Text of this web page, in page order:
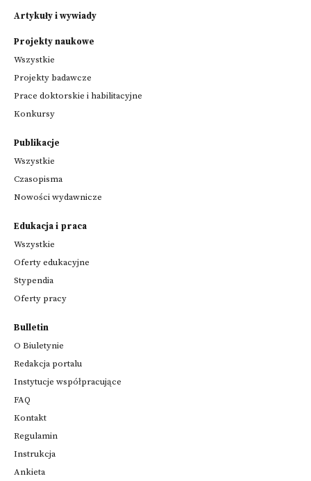
Artykuły i wywiady
Projekty naukowe
Wszystkie
Projekty badawcze
Prace doktorskie i habilitacyjne
Konkursy
Publikacje
Wszystkie
Czasopisma
Nowości wydawnicze
Edukacja i praca
Wszystkie
Oferty edukacyjne
Stypendia
Oferty pracy
Bulletin
O Biuletynie
Redakcja portalu
Instytucje współpracujące
FAQ
Kontakt
Regulamin
Instrukcja
Ankieta